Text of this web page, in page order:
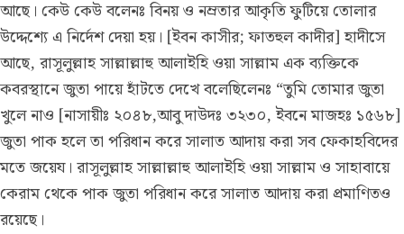
আছে। কেউ কেউ বলেনঃ বিনয় ও নম্রতার আকৃতি ফুটিয়ে তোলার
উদ্দেশ্যে এ নির্দেশ দেয়া হয়। [ইবন কাসীর; ফাতহুল কাদীর] হাদীসে
আছে, রাসূলুল্লাহ সাল্লাল্লাহু আলাইহি ওয়া সাল্লাম এক ব্যক্তিকে
কবরস্থানে জুতা পায়ে হাঁটতে দেখে বলেছিলেনঃ “তুমি তোমার জুতা
খুলে নাও [নাসায়ীঃ ২০৪৮,আবু দাউদঃ ৩২৩০, ইবনে মাজহঃ ১৫৬৮]
জুতা পাক হলে তা পরিধান করে সালাত আদায় করা সব ফেকাহবিদের
মতে জয়েয। রাসূলুল্লাহ সাল্লাল্লাহু আলাইহি ওয়া সাল্লাম ও সাহাবায়ে
কেরাম থেকে পাক জুতা পরিধান করে সালাত আদায় করা প্রমাণিতও
রয়েছে।